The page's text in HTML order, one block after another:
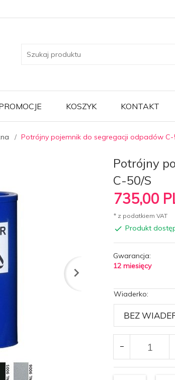
KOSZYK KONTAKT
Potrójny pojemnik do segregacji odpadów C-
Potrójny
C-50/S
735,00
* z podatkiem VAT
Produkt
Gwarancja:
12 miesięcy
Wiaderko: